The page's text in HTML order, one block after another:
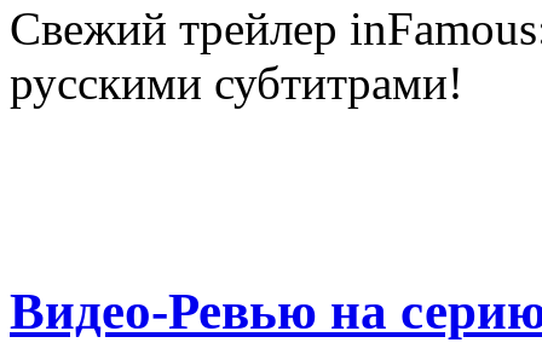
Свежий трейлер
русскими субтитрами!
Видео-Ревью на